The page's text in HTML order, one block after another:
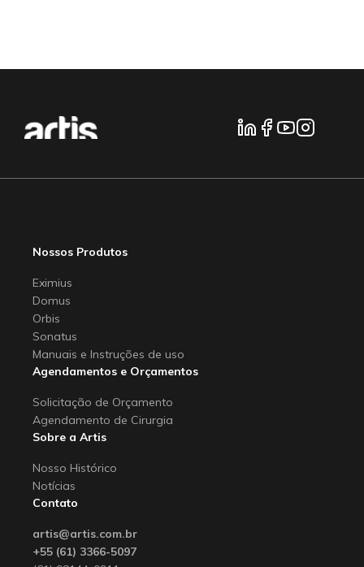
Nossos Produtos
Eximius
Domus
Orbis
Sonatus
Manuais e Instruções de uso
Agendamentos e Orçamentos
Solicitação de Orçamento
Agendamento de Cirurgia
Sobre a Artis
Nosso Histórico
Notícias
Contato
artis@artis.com.br
+55 (61) 3366-5097